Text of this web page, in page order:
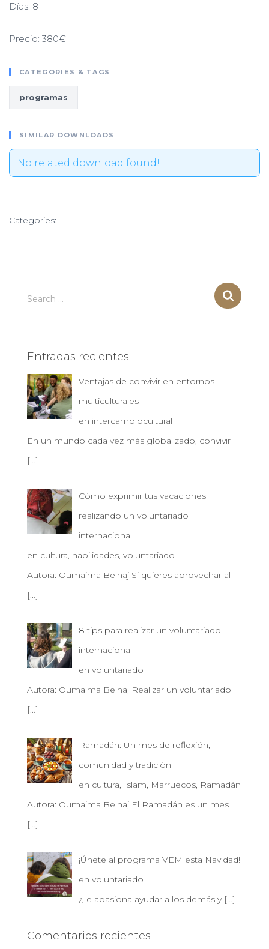
Días: 8
Precio: 380€
CATEGORIES & TAGS
programas
SIMILAR DOWNLOADS
No related download found!
Categories:
S
e
h
f
o
r
:
Search …
Entradas recientes
Ventajas de convivir en entornos
multiculturales
en intercambiocultural
En un mundo cada vez más globalizado, convivir
[…]
Cómo exprimir tus vacaciones
realizando un voluntariado
internacional
en cultura, habilidades, voluntariado
Autora: Oumaima Belhaj Si quieres aprovechar al
[…]
8 tips para realizar un voluntariado
internacional
en voluntariado
Autora: Oumaima Belhaj Realizar un voluntariado
[…]
Ramadán: Un mes de reflexión,
comunidad y tradición
en cultura, Islam, Marruecos, Ramadán
Autora: Oumaima Belhaj El Ramadán es un mes
[…]
¡Únete al programa VEM esta Navidad!
en voluntariado
¿Te apasiona ayudar a los demás y […]
Comentarios recientes